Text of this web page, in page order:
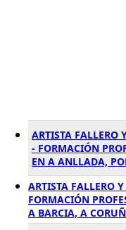
ARTISTA FALLERO
- FORMACIÓN
EN A ANLLADA,
ARTISTA FALLERO
FORMACIÓN
A BARCIA, A